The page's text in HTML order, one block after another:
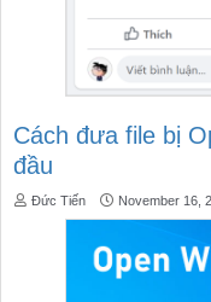
Cách đưa file bị
đầu
Đức Tiến November 16,